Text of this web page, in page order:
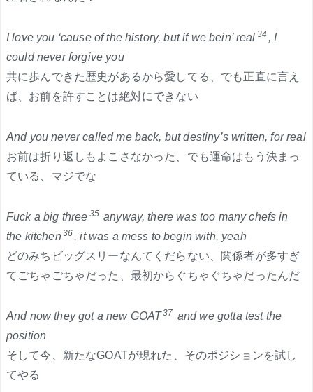
I love you ‘cause of the history, but if we bein’ real 34 , I
could never forgive you
共に歩んできた歴史があるから愛してる、でも正直に言え
ば、お前を許すことは絶対にできない
And you never called me back, but destiny’s written, for real
お前は折り返しもよこさなかった、でも運命はもう決まっ
ている、マジでな
Fuck a big three 35 anyway, there was too many chefs in
the kitchen36 , it was a mess to begin with, yeah
どのみちビッグスリーなんてくだらない、関係者が多すぎ
てごちゃごちゃだった、最初からぐちゃぐちゃだったんだ
And now they got a new GOAT37 and we gotta test the
position
そして今、新たなGOATが現れた、そのポジションを試し
てやる